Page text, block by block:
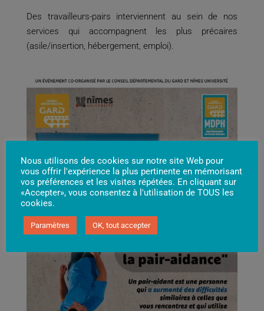
Des travailleurs-pairs interviennent au sein de nos
services qui accompagnent les plus précaires
(asile/insertion, hébergement, emploi).
Nous utilisons des cookies sur notre site Web pour
vous offrir l'expérience la plus pertinente en mémorisant
vos préférences et les visites répétées. En cliquant sur
«Accepter», vous consentez à l'utilisation de TOUS les
cookies.
Paramètres OK, tout accepter